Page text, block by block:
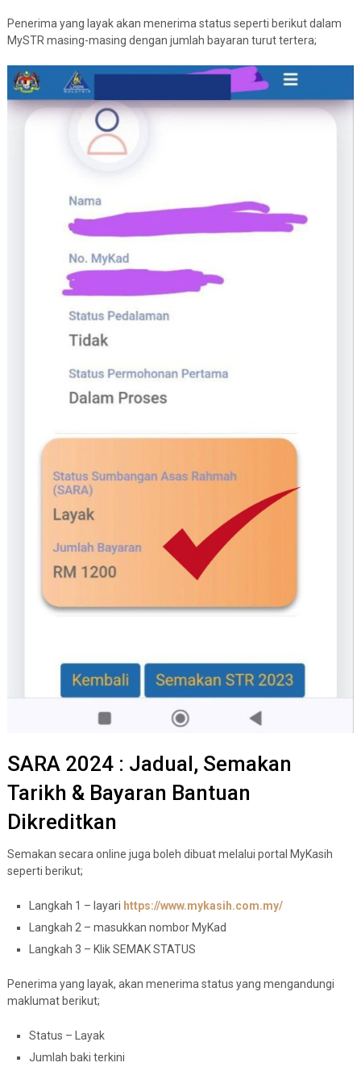
Penerima yang layak akan menerima status seperti berikut dalam
MySTR masing-masing dengan jumlah bayaran turut tertera;
SARA 2024 : Jadual, Semakan
Tarikh & Bayaran Bantuan
Dikreditkan
Semakan secara online juga boleh dibuat melalui portal MyKasih
seperti berikut;
Langkah 1 – layari https://www.mykasih.com.my/
Langkah 2 – masukkan nombor MyKad
Langkah 3 – Klik SEMAK STATUS
Penerima yang layak, akan menerima status yang mengandungi
maklumat berikut;
Status – Layak
Jumlah baki terkini